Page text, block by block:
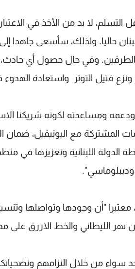
التسلم، لا بد من الأخذ في
لبنان حاليا. ولذلك، سأسعى
الطرفين. وفي حال حصول أي حادث،
فتيل التوتر واستعادة
ومساعدته لكونه شريكنا
المشتركة مع اليونيفيل،
اللبنانية وتعزيزها في
معتبرا "أن وجودها وتواصلها
والخط الازرق على مدى
سواء من خلال التزامهم